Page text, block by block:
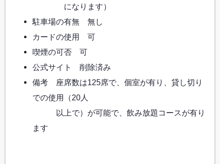
になります）
駐車場の有無 無し
カードの使用 可
喫煙の可否 可
公式サイト 削除済み
備考 座席数は125席で、個室が有り、貸し切り
での使用（20人
以上で）が可能で、飲み放題コースが有り
ます